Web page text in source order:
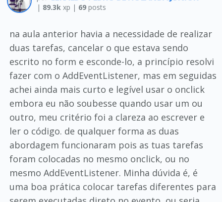
| 89.3kxp | 69posts
na aula anterior havia a necessidade de realizar
duas tarefas, cancelar o que estava sendo
escrito no form e esconde-lo, a princípio resolvi
fazer com o AddEventListener, mas em seguidas
achei ainda mais curto e legível usar o onclick
embora eu não soubesse quando usar um ou
outro, meu critério foi a clareza ao escrever e
ler o código. de qualquer forma as duas
abordagem funcionaram pois as tuas tarefas
foram colocadas no mesmo onclick, ou no
mesmo AddEventListener. Minha dúvida é, é
uma boa prática colocar tarefas diferentes para